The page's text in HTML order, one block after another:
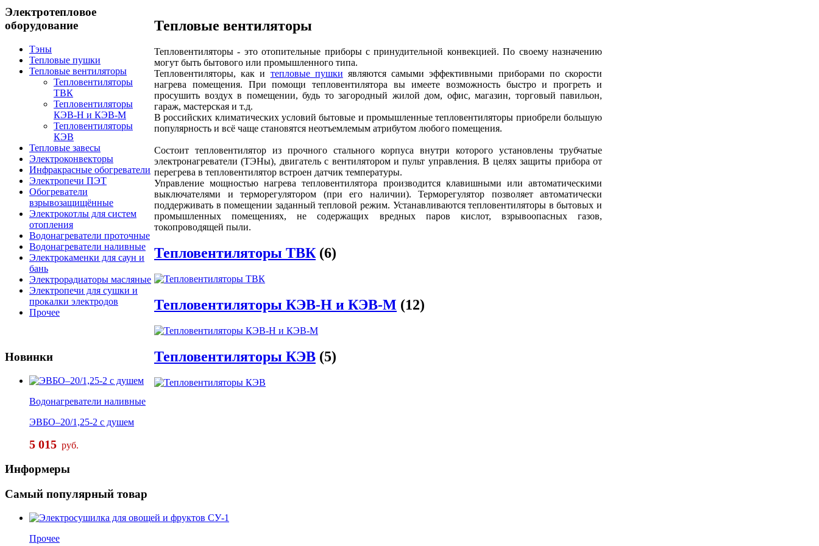
Тепловые вентиляторы
Тепловентиляторы - это отопительные приборы с принудительной конвекцией. По своему назначению
могут быть бытового или промышленного типа.
Тепловентиляторы, как и тепловые пушки являются самыми эффективными приборами по скорости
нагрева помещения. При помощи тепловентилятора вы имеете возможность быстро и прогреть и
просушить воздух в помещении, будь то загородный жилой дом, офис, магазин, торговый павильон,
гараж, мастерская и т.д.
В российских климатических условий бытовые и промышленные тепловентиляторы приобрели большую
популярность и всё чаще становятся неотъемлемым атрибутом любого помещения.
Состоит тепловентилятор из прочного стального корпуса внутри которого установлены трубчатые
электронагреватели (ТЭНы), двигатель с вентилятором и пульт управления. В целях защиты прибора от
перегрева в тепловентилятор встроен датчик температуры.
Управление мощностью нагрева тепловентилятора производится клавишными или автоматическими
выключателями и терморегулятором (при его наличии). Терморегулятор позволяет автоматически
поддерживать в помещении заданный тепловой режим. Устанавливаются тепловентиляторы в бытовых и
промышленных помещениях, не содержащих вредных паров кислот, взрывоопасных газов,
токопроводящей пыли.
Тепловентиляторы ТВК (6)
Тепловентиляторы КЭВ-Н и КЭВ-М (12)
Тепловентиляторы КЭВ (5)
Электротепловое
оборудование
Тэны
Тепловые пушки
Тепловые вентиляторы
Тепловентиляторы
ТВК
Тепловентиляторы
КЭВ-Н и КЭВ-М
Тепловентиляторы
КЭВ
Тепловые завесы
Электроконвекторы
Инфракрасные обогреватели
Электропечи ПЭТ
Обогреватели
взрывозащищённые
Электрокотлы для систем
отопления
Водонагреватели проточные
Водонагреватели наливные
Электрокаменки для саун и
бань
Электрорадиаторы масляные
Электропечи для сушки и
прокалки электродов
Прочее
Новинки
Водонагреватели наливные
ЭВБО–20/1,25-2 с душем
5 015 руб.
Информеры
Самый популярный товар
Прочее